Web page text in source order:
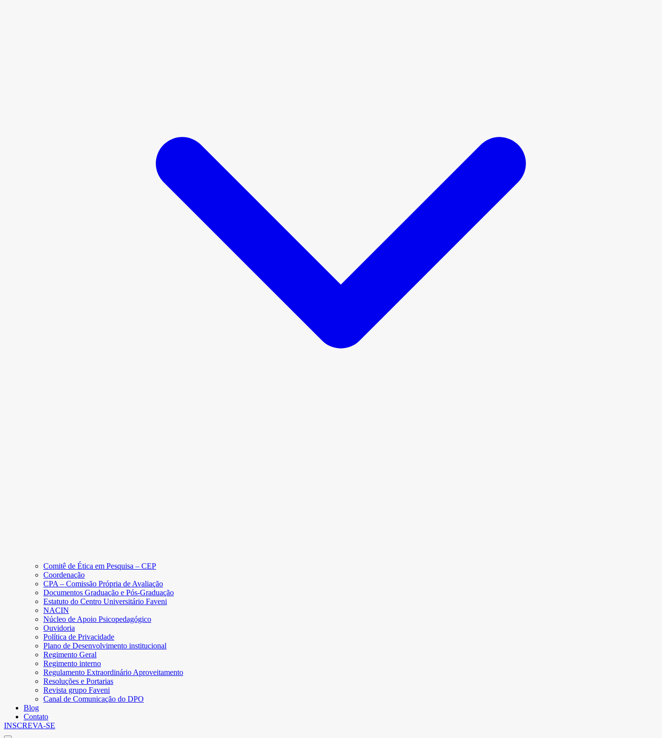
Comitê de Ética em Pesquisa – CEP
Coordenação
CPA – Comissão Própria de Avaliação
Documentos Graduação e Pós-Graduação
Estatuto do Centro Universitário Faveni
NACIN
Núcleo de Apoio Psicopedagógico
Ouvidoria
Política de Privacidade
Plano de Desenvolvimento institucional
Regimento Geral
Regimento interno
Regulamento Extraordinário Aproveitamento
Resoluções e Portarias
Revista grupo Faveni
Canal de Comunicação do DPO
Blog
Contato
INSCREVA-SE